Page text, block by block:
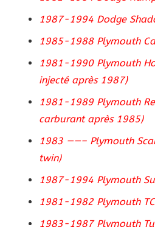
1987-1994 Dodge
1985-1988 Plymouth
1981-1990 Plymouth
injecté après 1987)
1981-1989 Plymouth
carburant après 1985)
1983 ——– Plymouth
twin)
1987-1994 Plymouth
1981-1982 Plymouth
1983-1987 Plymouth